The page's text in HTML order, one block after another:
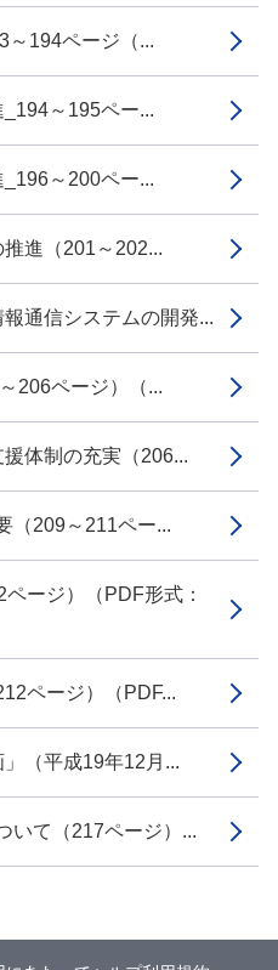
～194ページ（...
～195ペー...
～200ペー...
進（201～202...
通信システムの開発...
206ページ）（...
体制の充実（206...
（209～211ペー...
ージ）（PDF形式：
ページ）（PDF...
」（平成19年12月...
いて（217ページ）...